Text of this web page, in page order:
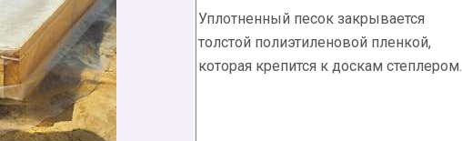
Уплотненный песок закрывается
толстой полиэтиленовой пленкой,
которая крепится к доскам степлером.